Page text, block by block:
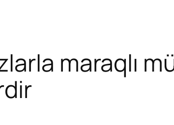
maraqlı